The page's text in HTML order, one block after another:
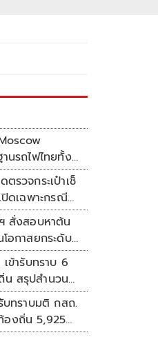
นรถไฟไทยทั้ง
รวจกระเป๋าเช็
ดเฉพาะกรณี
สั่งสอบหาต้น
อกาสยกระดับ
ลภาครัฐทั้ง
ข้ารับทราบ 6
น สรุปสำนวน
บทราบมติ กสถ.
องถิ่น 5,925